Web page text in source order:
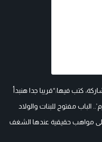
كتب فيها:“قريبا جدا هنبدأ
الباب مفتوح للبنات والولاد
على مواهب حقيقية عندها الشغف